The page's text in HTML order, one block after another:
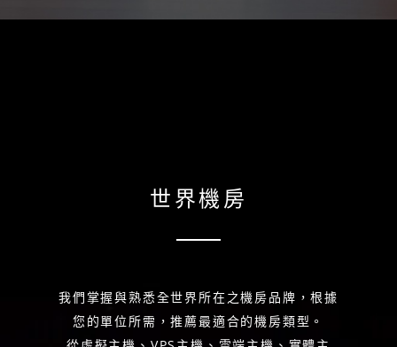
世界機房
我們掌握與熟悉全世界所在之機房品牌，根據
您的單位所需，推薦最適合的機房類型。